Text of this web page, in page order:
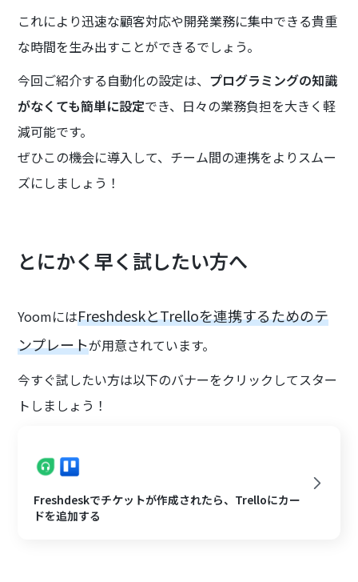
これにより迅速な顧客対応や開発業務に集中できる貴重
な時間を生み出すことができるでしょう。
今回ご紹介する自動化の設定は、 プログラミングの知識
がなくても簡単に設定でき、日々の業務負担を大きく軽
減可能です。
ぜひこの機会に導入して、チーム間の連携をよりスムー
ズにしましょう！
とにかく早く試したい方へ
YoomにはFreshdeskとTrelloを連携するためのテ
ンプレートが用意されています。
今すぐ試したい方は以下のバナーをクリックしてスター
トしましょう！
Freshdeskでチケットが作成されたら、Trelloにカー
ドを追加する